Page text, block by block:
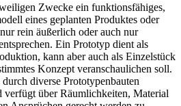
Zwecke ein funktionsfähiges,
eines geplanten Produktes oder
rein äußerlich oder auch nur
Ein Prototyp dient als
kann aber auch als Einzelstück
Konzept veranschaulichen soll.
durch diverse Prototypenbauten
verfügt über Räumlichkeiten, Material